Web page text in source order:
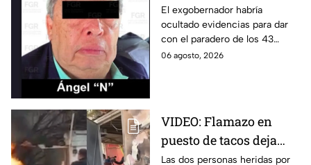
clave y amenazas a
testigos por parte de
exgobernador Ángel
Aguirre: FGR
El exgobernador habría
ocultado evidencias para dar
con el paradero de los 43
estudiantes desaparecidos de
06 agosto, 2026
VIDEO: Flamazo en
puesto de tacos deja
dos heridos en CDMX
Las dos personas heridas por